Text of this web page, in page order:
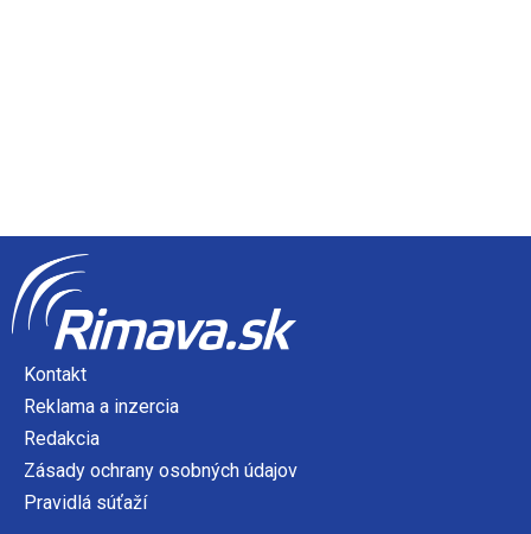
Kontakt
Reklama a inzercia
Redakcia
Zásady ochrany osobných údajov
Pravidlá súťaží